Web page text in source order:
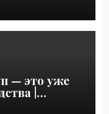
ли рынок к
— это уже
|